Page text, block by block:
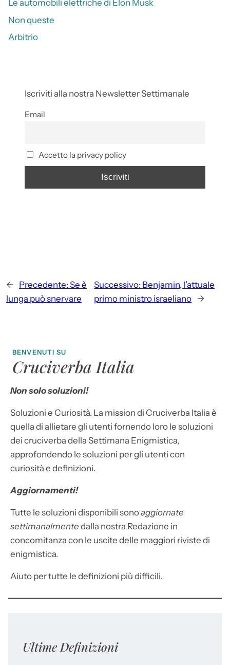
Le automobili elettriche di Elon Musk
Non queste
Arbitrio
Iscriviti alla nostra Newsletter Settimanale
Email
Accetto la privacy policy
← Precedente: Se è
lunga può snervare
Successivo: Benjamin, l’attuale
primo ministro israeliano →
BENVENUTI SU
Cruciverba Italia
Non solo soluzioni!
Soluzioni e Curiosità. La mission di Cruciverba Italia è
quella di allietare gli utenti fornendo loro le soluzioni
dei cruciverba della Settimana Enigmistica,
approfondendo le soluzioni per gli utenti con
curiosità e definizioni.
Aggiornamenti!
Tutte le soluzioni disponibili sonoaggiornate
settimanalmente dalla nostra Redazione in
concomitanza con le uscite delle maggiori riviste di
enigmistica.
Aiuto per tutte le definizioni più difficili.
Ultime Definizioni